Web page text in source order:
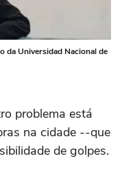
da Universidad Nacional de
problema está
na cidade --que
de golpes.